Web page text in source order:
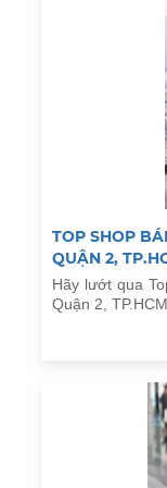
TOP SHOP
QUẬN 2,
Hãy lướt qua
Quận 2, TP.HCM